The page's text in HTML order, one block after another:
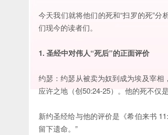
今天我们就将他们的死和“扫罗的死”
们现今的读者们。
1. 圣经中对伟人“死后”的正面评价
约瑟：约瑟从被卖为奴到成为埃及宰
应许之地（创50:24-25）。他的死不仅
新约圣经给与他的评价是《希伯来书
留下遗命。”